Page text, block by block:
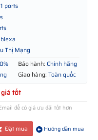
1 ports
Thị Mạng
Bảo hành: Chính hãng
Giao hàng: Toàn quốc
tốt
để có giá ưu đãi tốt hơn
Đặt mua Hướng dẫn mua